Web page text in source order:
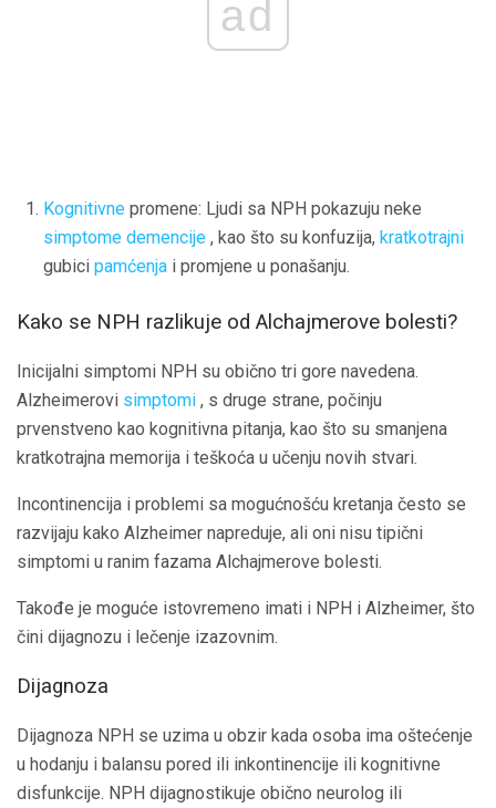
ad
Kognitivne promene: Ljudi sa NPH pokazuju neke
simptome demencije , kao što su konfuzija, kratkotrajni
gubici pamćenja i promjene u ponašanju.
Kako se NPH razlikuje od Alchajmerove bolesti?
Inicijalni simptomi NPH su obično tri gore navedena.
Alzheimerovi simptomi , s druge strane, počinju
prvenstveno kao kognitivna pitanja, kao što su smanjena
kratkotrajna memorija i teškoća u učenju novih stvari.
Incontinencija i problemi sa mogućnošću kretanja često se
razvijaju kako Alzheimer napreduje, ali oni nisu tipični
simptomi u ranim fazama Alchajmerove bolesti.
Takođe je moguće istovremeno imati i NPH i Alzheimer, što
čini dijagnozu i lečenje izazovnim.
Dijagnoza
Dijagnoza NPH se uzima u obzir kada osoba ima oštećenje
u hodanju i balansu pored ili inkontinencije ili kognitivne
disfunkcije. NPH dijagnostikuje obično neurolog ili